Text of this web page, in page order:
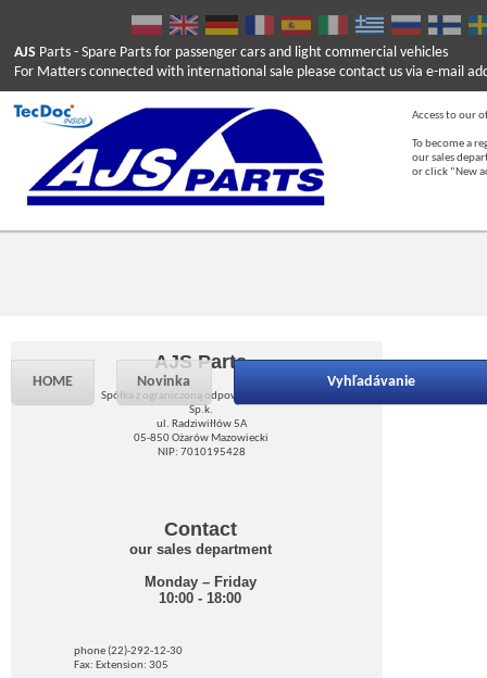
AJS Parts - Spare Parts for passenger cars and light commercial vehicles
For Matters connected with international sale please contact us via e-mail
Access to our
To become a
our sales
or click “New
HOME Novinka Vyhľadávanie
AJS Parts
Spółka z ograniczoną odpowiedzialnością
Sp.k.
ul. Radziwiłłów 5A
05-850 Ożarów Mazowiecki
NIP: 7010195428
Contact
our sales department
Monday – Friday
10:00 - 18:00
phone (22)-292-12-30
Fax: Extension: 305